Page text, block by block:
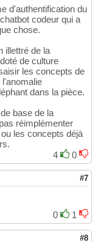
d'authentification du
codeur qui a
chose.
illettré de la
de culture
les concepts de
dans la pièce.
base de la
réimplémenter
les concepts déjà
4
0
#7
0
1
#8